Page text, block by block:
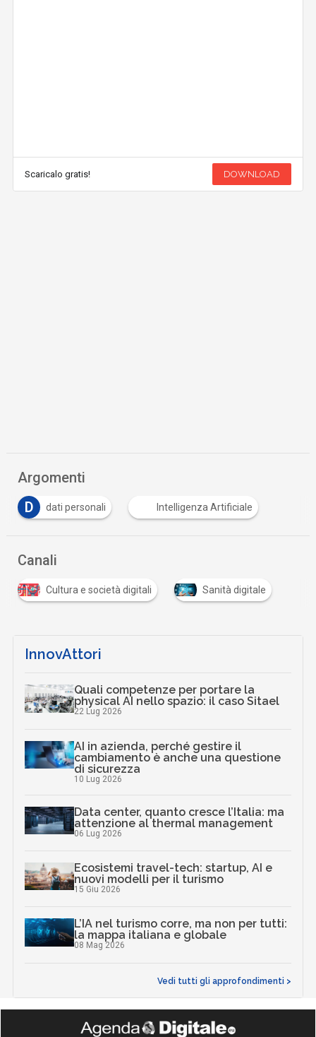
Scaricalo gratis! DOWNLOAD
Argomenti
D
dati personali Intelligenza Artificiale
Canali
Cultura e società digitali Sanità digitale
InnovAttori
Quali competenze per portare la
physical AI nello spazio: il caso Sitael
22 Lug 2026
AI in azienda, perché gestire il
cambiamento è anche una questione
di sicurezza
10 Lug 2026
Data center, quanto cresce l’Italia: ma
attenzione al thermal management
06 Lug 2026
Ecosistemi travel-tech: startup, AI e
nuovi modelli per il turismo
15 Giu 2026
L’IA nel turismo corre, ma non per tutti:
la mappa italiana e globale
08 Mag 2026
Vedi tutti gli approfondimenti >